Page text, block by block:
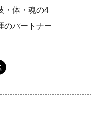
・体・魂の4
のパートナー